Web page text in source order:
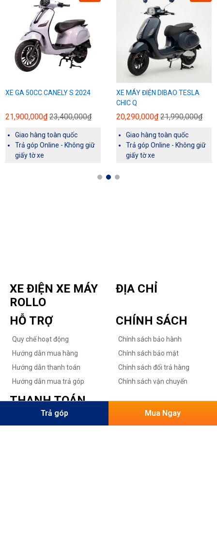
XE GA 50CC CANELY S 2024
21,900,000₫23,400,000₫
Giao hàng toàn quốc
Trả góp Online - Không giữ
giấy tờ xe
XE MÁY ĐIỆN DIBAO TESLA
CHIC Q
20,290,000₫21,990,000₫
Giao hàng toàn quốc
Trả góp Online - Không giữ
giấy tờ xe
XE ĐIỆN XE MÁY
ROLLO
ĐỊA CHỈ
HỖ TRỢ
Quy chế hoạt động
Hướng dẫn mua hàng
Hướng dẫn thanh toán
Hướng dẫn mua trả góp
CHÍNH SÁCH
Chính sách bảo hành
Chính sách bảo mật
Chính sách đổi trả hàng
Chính sách vận chuyển
THANH TOÁN
Trả góp Mua Ngay